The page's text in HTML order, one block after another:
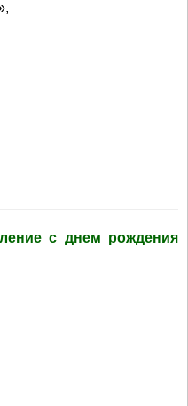
с днем рождения